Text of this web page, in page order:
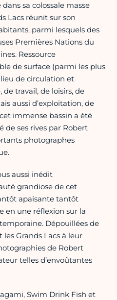
sa colossale masse
Lacs réunit sur son
parmi lesquels des
Premières Nations du
Ressource
de surface (parmi les plus
de circulation et
de travail, de loisirs, de
aussi d’exploitation, de
immense bassin a été
de ses rives par Robert
photographes
aussi inédit
grandiose de cet
apaisante tantôt
en une réflexion sur la
Dépouillées de
Grands Lacs à leur
de Robert
telles d’envoûtantes
Swim Drink Fish et